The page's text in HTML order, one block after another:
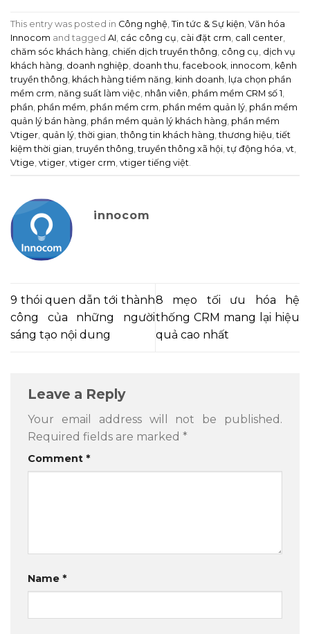
This entry was posted in Công nghệ Tin tức & Sự kiện Văn hóa
Innocom and tagged AI các công cụ cài đặt crm call center
chăm sóc khách hàng chiến dịch truyền thông công cụ dịch vụ
khách hàng doanh nghiệp doanh thu ,facebook innocom kênh
truyền thông khách hàng tiềm năng kinh doanh lựa chọn phần
mềm crm năng suất làm việc nhân viên phầm mềm CRM số 1
phần phần mềm phần mềm crm phần mềm quản lý phần mềm
quản lý bán hàng phần mềm quản lý khách hàng phần mềm
Vtiger quản lý ,thời gian ,thông tin khách hàng ,thương hiệu ,tiết
kiệm thời gian ,truyền thông ,truyền thông xã hội ,tự động hóa vt
Vtige vtiger vtiger crm vtiger tiếng việt
innocom
9 thói quen dẫn tới thành
công của những người
sáng tạo nội dung
8 mẹo tối ưu hóa hệ
thống CRM mang lại hiệu
quả cao nhất
Leave a Reply
Your email address will not be published.
Required fields are marked *
Comment *
Name *